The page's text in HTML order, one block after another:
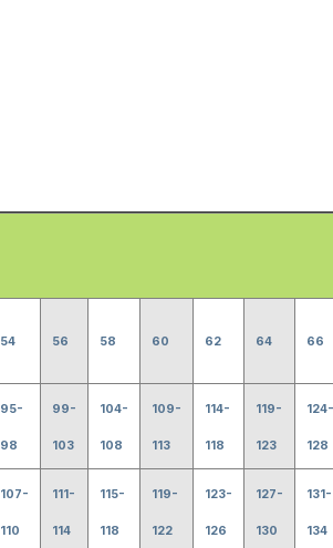
54 56 58 60 62 64 66
95-
98
99-
103
104-
108
109-
113
114-
118
119-
123
124-
128
107-
110
111-
114
115-
118
119-
122
123-
126
127-
130
131-
134